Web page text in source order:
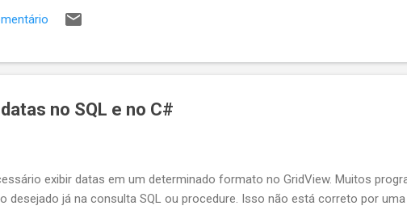
caso contrário você quer que a API responda um erro qualquer, tipo
que VerificaMinhaRegraChiqueComplexa deu ruim. Eu vejo 6 maneiras de
no SQL e no C#
exibir datas em um determinado formato no GridView. Muitos
desejado já na consulta SQL ou procedure. Isso não está correto por